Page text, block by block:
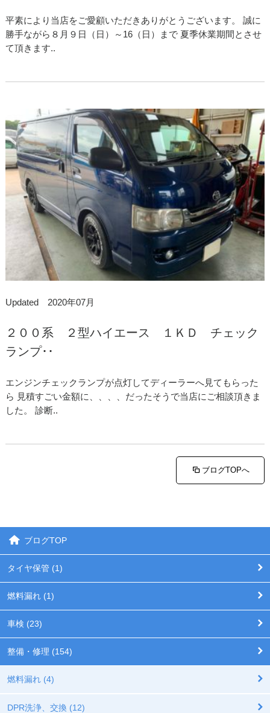
平素により当店をご愛顧いただきありがとうございます。 誠に
勝手ながら８月９日（日）～16（日）まで 夏季休業期間とさせ
て頂きます..
Updated 2020年07月
２００系 ２型ハイエース １ＫＤ チェック
ランプ･･
エンジンチェックランプが点灯してディーラーへ見てもらった
ら 見積すごい金額に、、、、だったそうで当店にご相談頂きま
した。 診断..
ブログTOPへ
ブログTOP
タイヤ保管 (1)
燃料漏れ (1)
車検 (23)
整備・修理 (154)
燃料漏れ (4)
DPR洗浄、交換 (12)